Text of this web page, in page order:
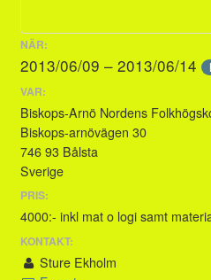
NÄR:
2013/06/09 – 2013/06/14
VAR:
Biskops-Arnö Nordens
Biskops-arnövägen 30
746 93 Bålsta
Sverige
PRIS:
4000:- inkl mat o logi samt
KONTAKT:
Sture Ekholm